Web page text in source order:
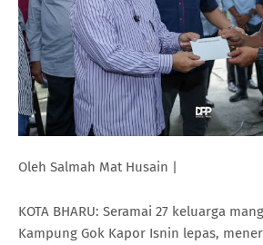
Oleh Salmah Mat Husain |
KOTA BHARU: Seramai 27 keluarga
Kampung Gok Kapor Isnin lepas,